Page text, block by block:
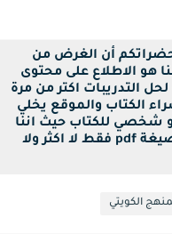
حضراتكم أن الغرض من
هو الاطلاع على محتوى
التدريبات اكتر من مرة
الكتاب والموقع يخلي
شخصي للكتاب حيث اننا
نشاركه من المصادر التي توفره بصيغة pdf فقط لا اكثر ولا
الكويتي